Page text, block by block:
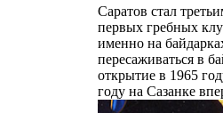
Саратов стал
первых гребных
именно на
пересаживаться в
открытие в 1965
году на Сазанке